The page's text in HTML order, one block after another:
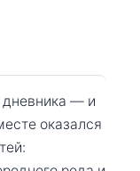
дневника — и
оказался